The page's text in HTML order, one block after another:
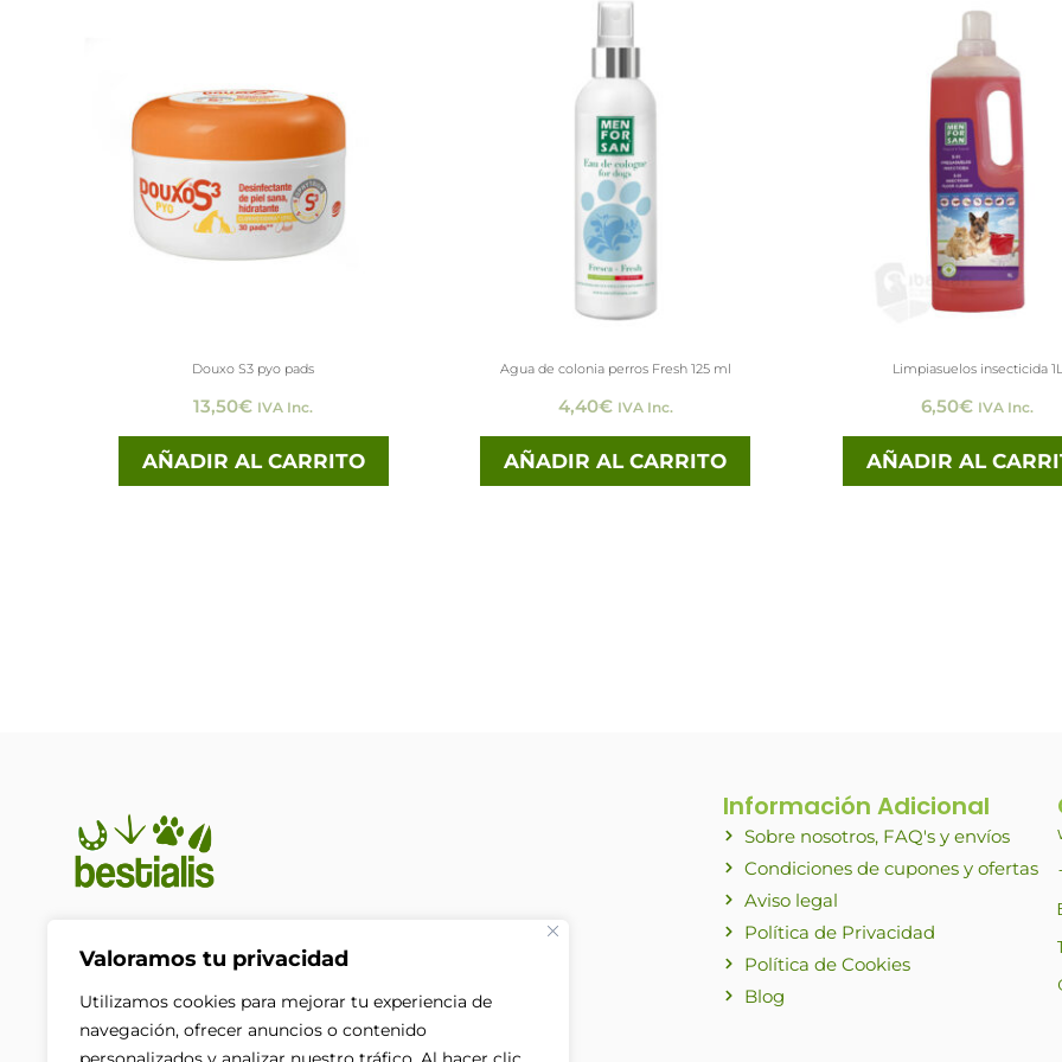
Valoramos tu privacidad
Utilizamos cookies para mejorar tu experiencia de
navegación, ofrecer anuncios o contenido
Douxo S3 pyo pads
13,50€ IVA Inc.
AÑADIR AL CARRITO
Agua de colonia perros Fresh 125 ml
4,40€ IVA Inc.
AÑADIR AL CARRITO
Limpiasuelos insecticida 1L
6,50€ IVA Inc.
AÑADIR AL
confianza y pasión por los
animales para ayudarte a
ofrecerles el cuidado que
merecen. Porque su bienestar no
Información Adicional
Sobre nosotros, FAQ's y envíos
Condiciones de cupones y ofertas
Aviso legal
Política de Privacidad
Política de Cookies
Blog